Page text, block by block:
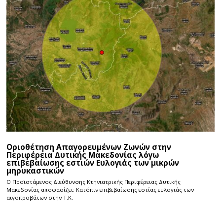
Οριοθέτηση Απαγορευμένων Ζωνών στην
Περιφέρεια Δυτικής Μακεδονίας λόγω
επιβεβαίωσης εστιών Ευλογιάς των μικρών
μηρυκαστικών
Ο Προϊστάμενος Διεύθυνσης Κτηνιατρικής Περιφέρειας Δυτικής
Μακεδονίας αποφασίζει: Κατόπιν επιβεβαίωσης εστίας ευλογιάς των
αιγοπροβάτων στην Τ.Κ.